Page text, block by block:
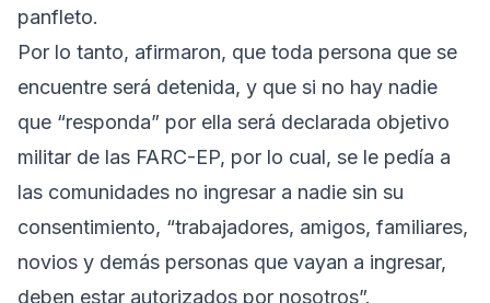
panfleto.
Por lo tanto, afirmaron, que toda persona que se
encuentre será detenida, y que si no hay nadie
que “responda” por ella será declarada objetivo
militar de las FARC-EP, por lo cual, se le pedía a
las comunidades no ingresar a nadie sin su
consentimiento, “trabajadores, amigos, familiares,
novios y demás personas que vayan a ingresar,
deben estar autorizados por nosotros”.